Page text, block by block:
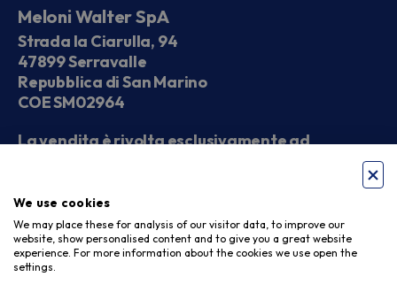
Meloni Walter SpA
Strada la Ciarulla, 94
47899 Serravalle
Repubblica di San Marino
COE SM02964
La vendita è rivolta esclusivamente ad
Seguici sui social
We use cookies
We may place these for analysis of our visitor data, to improve our
website, show personalised content and to give you a great website
experience. For more information about the cookies we use open the
settings.